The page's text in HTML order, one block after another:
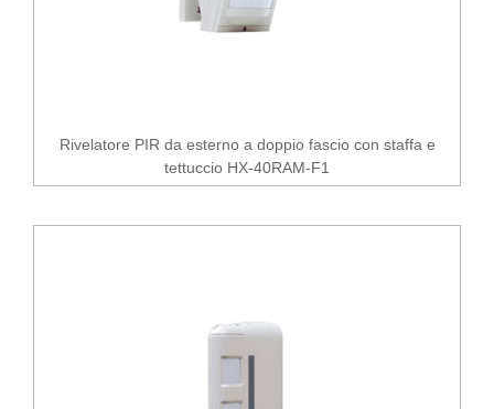
Rivelatore PIR da esterno a doppio fascio con staffa e
tettuccio HX-40RAM-F1